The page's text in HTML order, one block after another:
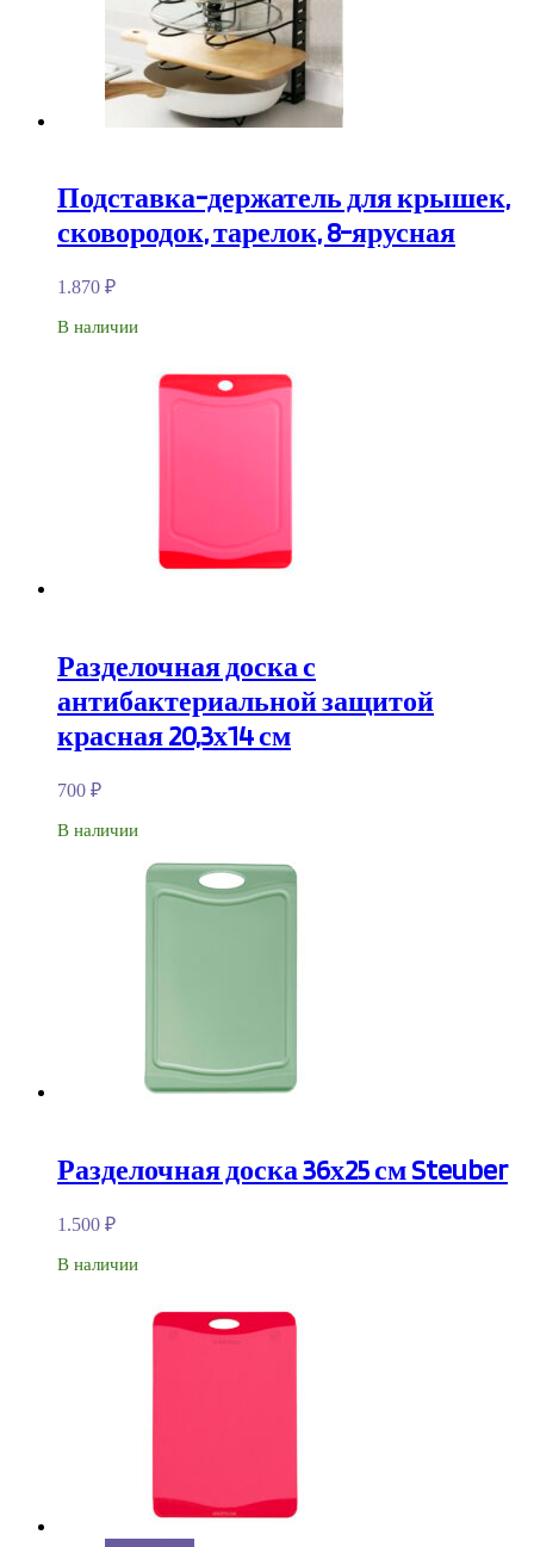
Подставка-держатель для крышек,
сковородок, тарелок, 8-ярусная
1.870 ₽
В наличии
Разделочная доска с
антибактериальной защитой
красная 20,3х14 см
700 ₽
В наличии
Разделочная доска 36х25 см Steuber
1.500 ₽
В наличии